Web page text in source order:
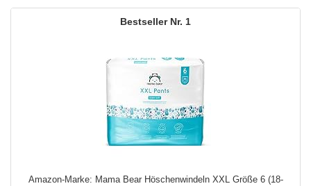
1
Amazon-Marke: Mama Bear Höschenwindeln XXL Größe 6 (18-